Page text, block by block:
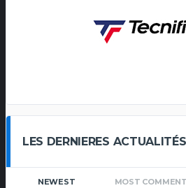
LES DERNIERES ACTUALITÉS
NEWEST MOST